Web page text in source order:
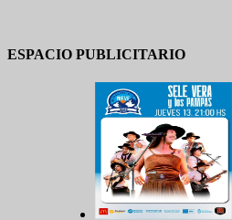
ESPACIO PUBLICITARIO